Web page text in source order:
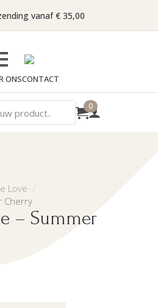
vanaf € 35,00
ONSCONTACT
0
Love
Cherry
– Summer